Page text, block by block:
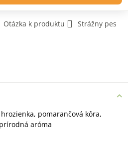
Otázka k produktu
Strážny pes
pomarančová kôra,
aróma